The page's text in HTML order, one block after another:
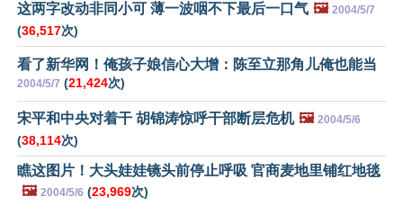
这两字改动非同小可 薄一波咽不下最后一口气 🖼️ 2004/5/7
(36,517次)
看了新华网！俺孩子娘信心大增：陈至立那角儿俺也能当
2004/5/7 (21,424次)
宋平和中央对着干 胡锦涛惊呼干部断层危机 🖼️ 2004/5/6
(38,114次)
瞧这图片！大头娃娃镜头前停止呼吸 官商麦地里铺红地毯
🖼️ 2004/5/6 (23,969次)